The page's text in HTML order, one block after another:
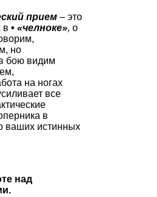
прием – это
в • «челноке», о
но
бою видим
на ногах
все
в
ваших истинных
над